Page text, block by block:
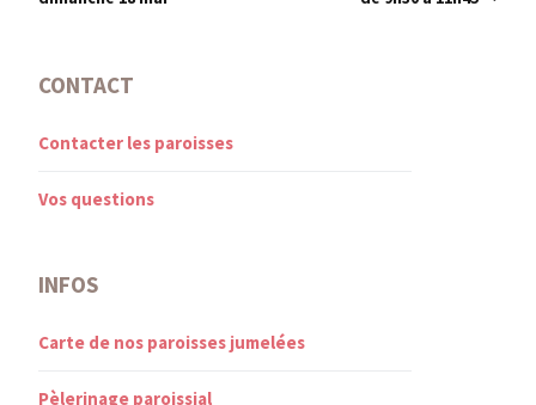
CONTACT
Contacter les paroisses
Vos questions
INFOS
Carte de nos paroisses jumelées
Pèlerinage paroissial